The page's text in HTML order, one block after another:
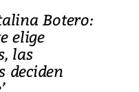
Botero:
elige
las
deciden